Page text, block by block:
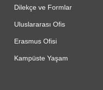
Dilekçe ve Formlar
Uluslararası Ofis
Erasmus Ofisi
Kampüste Yaşam